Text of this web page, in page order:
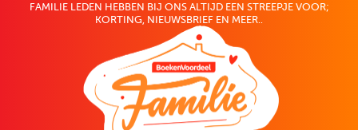
FAMILIE LEDEN HEBBEN BIJ ONS ALTIJD EEN STREEPJE VOOR;
KORTING, NIEUWSBRIEF EN MEER..